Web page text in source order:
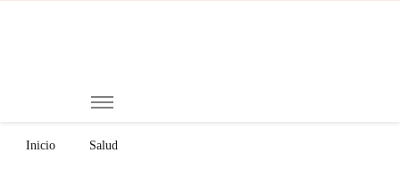
Inicio Salud